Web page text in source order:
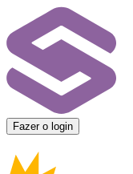
Fazer o login